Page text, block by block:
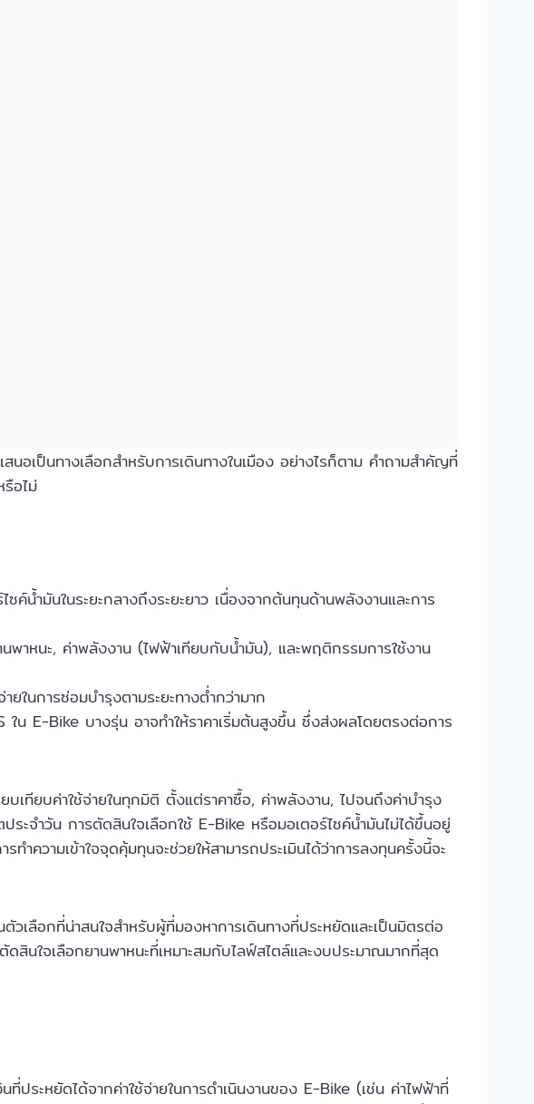
อเป็นทางเลือกสำหรับการเดินทางในเมือง อย่างไรก็ตาม คำถามสำคัญที่
อไม่
ค์น้ำมันในระยะกลางถึงระยะยาว เนื่องจากต้นทุนด้านพลังงานและการ
พาหนะ, ค่าพลังงาน (ไฟฟ้าเทียบกับน้ำมัน), และพฤติกรรมการใช้งาน
ในการซ่อมบำรุงตามระยะทางต่ำกว่ามาก
น E-Bike บางรุ่น อาจทำให้ราคาเริ่มต้นสูงขึ้น ซึ่งส่งผลโดยตรงต่อการ
ยบเทียบค่าใช้จ่ายในทุกมิติ ตั้งแต่ราคาซื้อ, ค่าพลังงาน, ไปจนถึงค่าบำรุง
ระจำวัน การตัดสินใจเลือกใช้ E-Bike หรือมอเตอร์ไซค์น้ำมันไม่ได้ขึ้นอยู่
ความเข้าใจจุดคุ้มทุนจะช่วยให้สามารถประเมินได้ว่าการลงทุนครั้งนี้จะ
เลือกที่น่าสนใจสำหรับผู้ที่มองหาการเดินทางที่ประหยัดและเป็นมิตรต่อ
สินใจเลือกยานพาหนะที่เหมาะสมกับไลฟ์สไตล์และงบประมาณมากที่สุด
ประหยัดได้จากค่าใช้จ่ายในการดำเนินงานของ E-Bike (เช่น ค่าไฟฟ้าที่